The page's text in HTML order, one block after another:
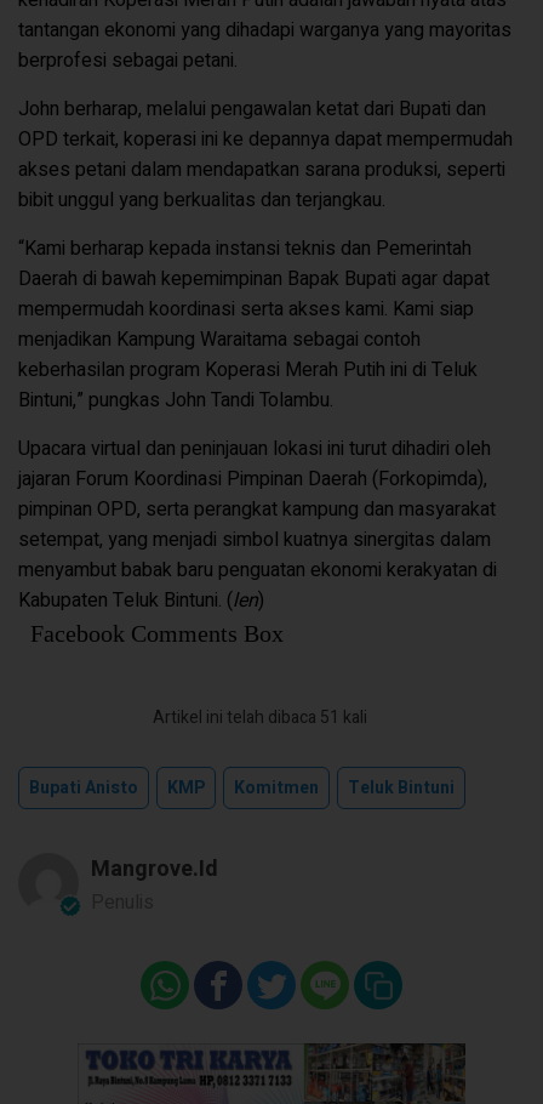
tantangan ekonomi yang dihadapi warganya yang mayoritas
berprofesi sebagai petani.
John berharap, melalui pengawalan ketat dari Bupati dan
OPD terkait, koperasi ini ke depannya dapat mempermudah
akses petani dalam mendapatkan sarana produksi, seperti
bibit unggul yang berkualitas dan terjangkau.
“Kami berharap kepada instansi teknis dan Pemerintah
Daerah di bawah kepemimpinan Bapak Bupati agar dapat
mempermudah koordinasi serta akses kami. Kami siap
menjadikan Kampung Waraitama sebagai contoh
keberhasilan program Koperasi Merah Putih ini di Teluk
Bintuni,” pungkas John Tandi Tolambu.
Upacara virtual dan peninjauan lokasi ini turut dihadiri oleh
jajaran Forum Koordinasi Pimpinan Daerah (Forkopimda),
pimpinan OPD, serta perangkat kampung dan masyarakat
setempat, yang menjadi simbol kuatnya sinergitas dalam
menyambut babak baru penguatan ekonomi kerakyatan di
Kabupaten Teluk Bintuni. (len)
Facebook Comments Box
Artikel ini telah dibaca 51 kali
Bupati Anisto KMP Komitmen Teluk Bintuni
Mangrove.id